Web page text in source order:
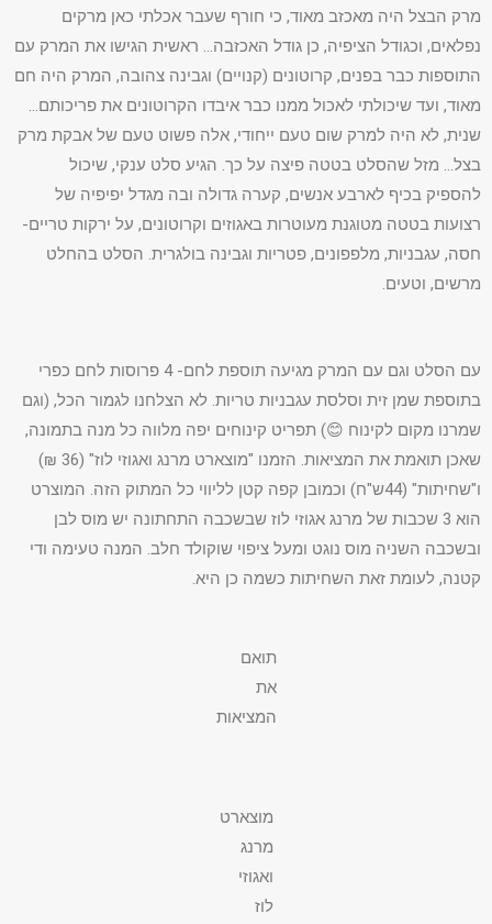
מרק הבצל היה מאכזב מאוד, כי חורף שעבר אכלתי כאן מרקים
נפלאים, וכגודל הציפיה, כן גודל האכזבה… ראשית הגישו את המרק עם
התוספות כבר בפנים, קרוטונים (קנויים) וגבינה צהובה, המרק היה חם
מאוד, ועד שיכולתי לאכול ממנו כבר איבדו הקרוטונים את פריכותם…
שנית, לא היה למרק שום טעם ייחודי, אלה פשוט טעם של אבקת מרק
בצל… מזל שהסלט בטטה פיצה על כך. הגיע סלט ענקי, שיכול
להספיק בכיף לארבע אנשים, קערה גדולה ובה מגדל יפיפיה של
רצועות בטטה מטוגנת מעוטרות באגוזים וקרוטונים, על ירקות טריים-
חסה, עגבניות, מלפפונים, פטריות וגבינה בולגרית. הסלט בהחלט
מרשים, וטעים.
עם הסלט וגם עם המרק מגיעה תוספת לחם- 4 פרוסות לחם כפרי
בתוספת שמן זית וסלסת עגבניות טריות. לא הצלחנו לגמור הכל, (וגם
שמרנו מקום לקינוח 😊) תפריט קינוחים יפה מלווה כל מנה בתמונה,
שאכן תואמת את המציאות. הזמנו "מוצארט מרנג ואגוזי לוז" (36 ₪)
ו"שחיתות" (44ש"ח) וכמובן קפה קטן לליווי כל המתוק הזה. המוצרט
הוא 3 שכבות של מרנג אגוזי לוז שבשכבה התחתונה יש מוס לבן
ובשכבה השניה מוס נוגט ומעל ציפוי שוקולד חלב. המנה טעימה ודי
קטנה, לעומת זאת השחיתות כשמה כן היא.
תואם
את
המציאות
מוצארט
מרנג
ואגוזי
לוז